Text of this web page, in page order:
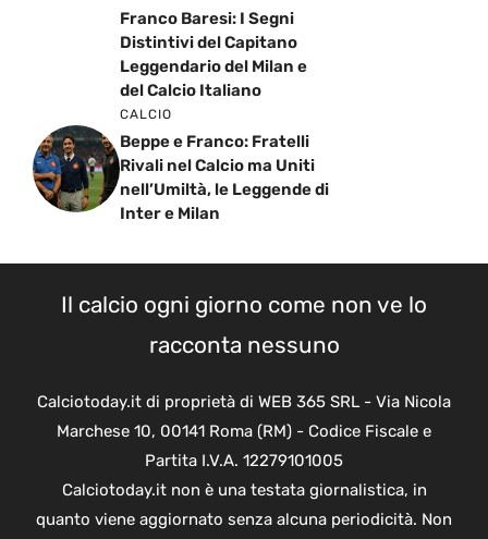
Franco Baresi: I Segni
Distintivi del Capitano
Leggendario del Milan e
del Calcio Italiano
CALCIO
Beppe e Franco: Fratelli
Rivali nel Calcio ma Uniti
nell’Umiltà, le Leggende di
Inter e Milan
Il calcio ogni giorno come non ve lo
racconta nessuno
Calciotoday.it di proprietà di WEB 365 SRL - Via Nicola
Marchese 10, 00141 Roma (RM) - Codice Fiscale e
Partita I.V.A. 12279101005
Calciotoday.it non è una testata giornalistica, in
quanto viene aggiornato senza alcuna periodicità. Non